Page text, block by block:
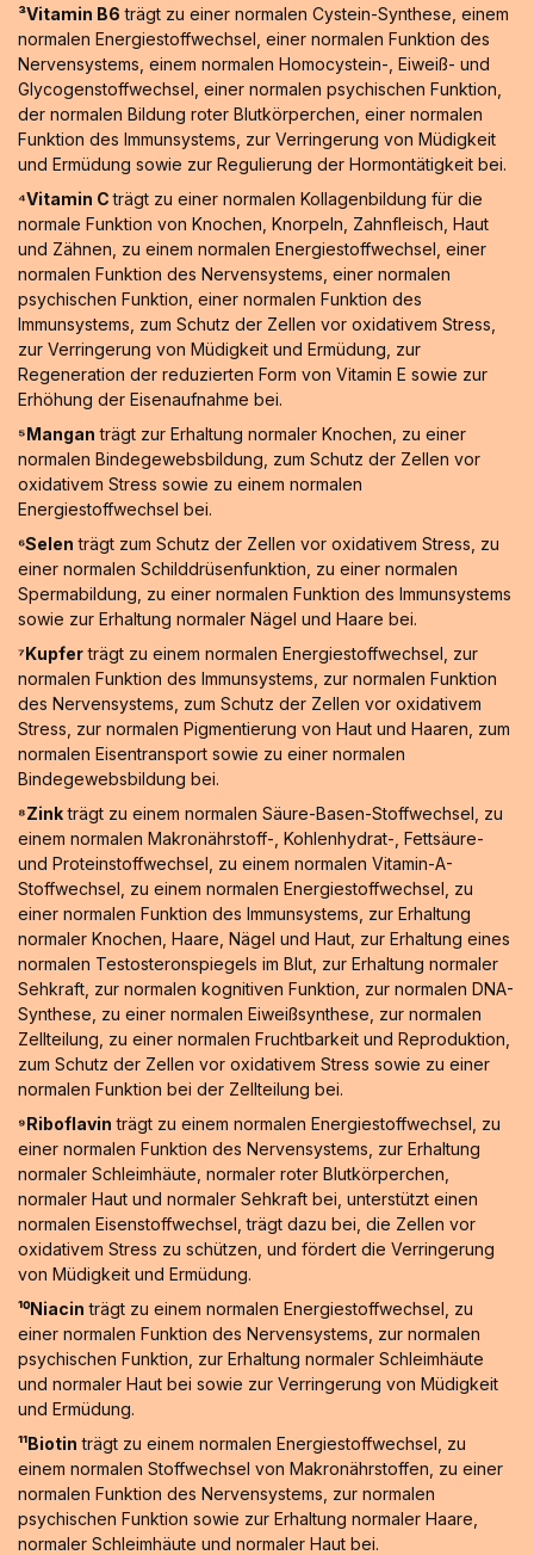
³Vitamin B6 trägt zu einer normalen Cystein-Synthese, einem
normalen Energiestoffwechsel, einer normalen Funktion des
Nervensystems, einem normalen Homocystein-, Eiweiß- und
Glycogenstoffwechsel, einer normalen psychischen Funktion,
der normalen Bildung roter Blutkörperchen, einer normalen
Funktion des Immunsystems, zur Verringerung von Müdigkeit
und Ermüdung sowie zur Regulierung der Hormontätigkeit bei.
⁴Vitamin Cträgt zu einer normalen Kollagenbildung für die
normale Funktion von Knochen, Knorpeln, Zahnfleisch, Haut
und Zähnen, zu einem normalen Energiestoffwechsel, einer
normalen Funktion des Nervensystems, einer normalen
psychischen Funktion, einer normalen Funktion des
Immunsystems, zum Schutz der Zellen vor oxidativem Stress,
zur Verringerung von Müdigkeit und Ermüdung, zur
Regeneration der reduzierten Form von Vitamin E sowie zur
Erhöhung der Eisenaufnahme bei.
⁵Mangan trägt zur Erhaltung normaler Knochen, zu einer
normalen Bindegewebsbildung, zum Schutz der Zellen vor
oxidativem Stress sowie zu einem normalen
Energiestoffwechsel bei.
⁶Selen trägt zum Schutz der Zellen vor oxidativem Stress, zu
einer normalen Schilddrüsenfunktion, zu einer normalen
Spermabildung, zu einer normalen Funktion des Immunsystems
sowie zur Erhaltung normaler Nägel und Haare bei.
⁷Kupferträgt zu einem normalen Energiestoffwechsel, zur
normalen Funktion des Immunsystems, zur normalen Funktion
des Nervensystems, zum Schutz der Zellen vor oxidativem
Stress, zur normalen Pigmentierung von Haut und Haaren, zum
normalen Eisentransport sowie zu einer normalen
Bindegewebsbildung bei.
⁸Zinkträgt zu einem normalen Säure-Basen-Stoffwechsel, zu
einem normalen Makronährstoff-, Kohlenhydrat-, Fettsäure-
und Proteinstoffwechsel, zu einem normalen Vitamin-A-
Stoffwechsel, zu einem normalen Energiestoffwechsel, zu
einer normalen Funktion des Immunsystems, zur Erhaltung
normaler Knochen, Haare, Nägel und Haut, zur Erhaltung eines
normalen Testosteronspiegels im Blut, zur Erhaltung normaler
Sehkraft, zur normalen kognitiven Funktion, zur normalen DNA-
Synthese, zu einer normalen Eiweißsynthese, zur normalen
Zellteilung, zu einer normalen Fruchtbarkeit und Reproduktion,
zum Schutz der Zellen vor oxidativem Stress sowie zu einer
normalen Funktion bei der Zellteilung bei.
⁹Riboflavin trägt zu einem normalen Energiestoffwechsel, zu
einer normalen Funktion des Nervensystems, zur Erhaltung
normaler Schleimhäute, normaler roter Blutkörperchen,
normaler Haut und normaler Sehkraft bei, unterstützt einen
normalen Eisenstoffwechsel, trägt dazu bei, die Zellen vor
oxidativem Stress zu schützen, und fördert die Verringerung
von Müdigkeit und Ermüdung.
¹⁰Niacin trägt zu einem normalen Energiestoffwechsel, zu
einer normalen Funktion des Nervensystems, zur normalen
psychischen Funktion, zur Erhaltung normaler Schleimhäute
und normaler Haut bei sowie zur Verringerung von Müdigkeit
und Ermüdung.
¹¹Biotin trägt zu einem normalen Energiestoffwechsel, zu
einem normalen Stoffwechsel von Makronährstoffen, zu einer
normalen Funktion des Nervensystems, zur normalen
psychischen Funktion sowie zur Erhaltung normaler Haare,
normaler Schleimhäute und normaler Haut bei.